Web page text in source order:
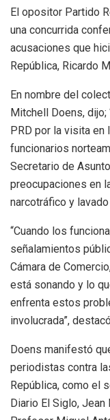
El opositor Partido
una concurrida
acusaciones que
República, Ricardo
En nombre del
Mitchell Doens,
PRD por la visita
funcionarios
Secretario de
preocupaciones en
narcotráfico y
“Cuando los
señalamientos
Cámara de
está sonando y lo
enfrenta estos
involucrada”,
Doens manifestó
periodistas contra
República, como el
Diario El Siglo,